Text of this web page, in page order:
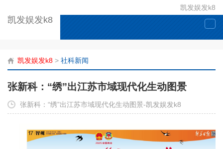
凯发娱发k8
凯发娱发k8
凯发娱发k8 > 社科新闻
张新科：“绣”出江苏市域现代化生动图景
张新科：“绣”出江苏市域现代化生动图景-凯发娱发k8